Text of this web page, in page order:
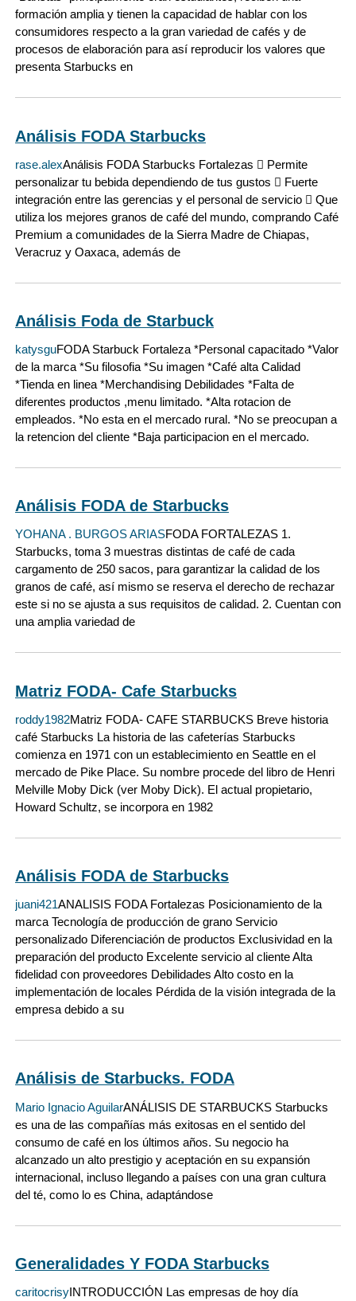
formación amplia y tienen la capacidad de hablar con los
consumidores respecto a la gran variedad de cafés y de
procesos de elaboración para así reproducir los valores que
presenta Starbucks en
Análisis FODA Starbucks
rase.alexAnálisis FODA Starbucks Fortalezas  Permite
personalizar tu bebida dependiendo de tus gustos  Fuerte
integración entre las gerencias y el personal de servicio  Que
utiliza los mejores granos de café del mundo, comprando Café
Premium a comunidades de la Sierra Madre de Chiapas,
Veracruz y Oaxaca, además de
Análisis Foda de Starbuck
katysguFODA Starbuck Fortaleza *Personal capacitado *Valor
de la marca *Su filosofia *Su imagen *Café alta Calidad
*Tienda en linea *Merchandising Debilidades *Falta de
diferentes productos ,menu limitado. *Alta rotacion de
empleados. *No esta en el mercado rural. *No se preocupan a
la retencion del cliente *Baja participacion en el mercado.
Análisis FODA de Starbucks
YOHANA . BURGOS ARIASFODA FORTALEZAS 1.
Starbucks, toma 3 muestras distintas de café de cada
cargamento de 250 sacos, para garantizar la calidad de los
granos de café, así mismo se reserva el derecho de rechazar
este si no se ajusta a sus requisitos de calidad. 2. Cuentan con
una amplia variedad de
Matriz FODA- Cafe Starbucks
roddy1982Matriz FODA- CAFE STARBUCKS Breve historia
café Starbucks La historia de las cafeterías Starbucks
comienza en 1971 con un establecimiento en Seattle en el
mercado de Pike Place. Su nombre procede del libro de Henri
Melville Moby Dick (ver Moby Dick). El actual propietario,
Howard Schultz, se incorpora en 1982
Análisis FODA de Starbucks
juani421ANALISIS FODA Fortalezas Posicionamiento de la
marca Tecnología de producción de grano Servicio
personalizado Diferenciación de productos Exclusividad en la
preparación del producto Excelente servicio al cliente Alta
fidelidad con proveedores Debilidades Alto costo en la
implementación de locales Pérdida de la visión integrada de la
empresa debido a su
Análisis de Starbucks. FODA
Mario Ignacio AguilarANÁLISIS DE STARBUCKS Starbucks
es una de las compañías más exitosas en el sentido del
consumo de café en los últimos años. Su negocio ha
alcanzado un alto prestigio y aceptación en su expansión
internacional, incluso llegando a países con una gran cultura
del té, como lo es China, adaptándose
Generalidades Y FODA Starbucks
caritocrisyINTRODUCCIÓN Las empresas de hoy día